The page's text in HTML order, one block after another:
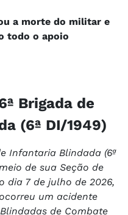
a morte do militar e
todo o apoio
Brigada de
(6ª DI/1949)
Infantaria Blindada (6ª
de sua Seção de
dia 7 de julho de 2026,
um acidente
de Combate